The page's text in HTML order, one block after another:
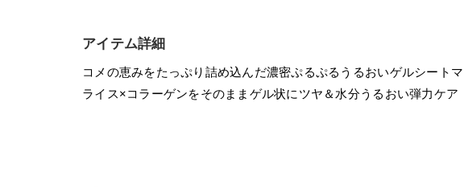
アイテム詳細
コメの恵みをたっぷり詰め込んだ濃密ぷるぷるうるおいゲルシートマ
ライス×コラーゲンをそのままゲル状にツヤ＆水分うるおい弾力ケア